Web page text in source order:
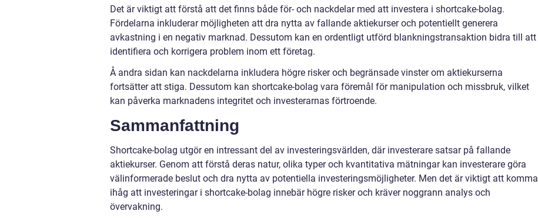
Det är viktigt att förstå att det finns både för- och nackdelar med att investera i shortcake-bolag.
Fördelarna inkluderar möjligheten att dra nytta av fallande aktiekurser och potentiellt generera
avkastning i en negativ marknad. Dessutom kan en ordentligt utförd blankningstransaktion bidra till att
identifiera och korrigera problem inom ett företag.
Å andra sidan kan nackdelarna inkludera högre risker och begränsade vinster om aktiekurserna
fortsätter att stiga. Dessutom kan shortcake-bolag vara föremål för manipulation och missbruk, vilket
kan påverka marknadens integritet och investerarnas förtroende.
Sammanfattning
Shortcake-bolag utgör en intressant del av investeringsvärlden, där investerare satsar på fallande
aktiekurser. Genom att förstå deras natur, olika typer och kvantitativa mätningar kan investerare göra
välinformerade beslut och dra nytta av potentiella investeringsmöjligheter. Men det är viktigt att komma
ihåg att investeringar i shortcake-bolag innebär högre risker och kräver noggrann analys och
övervakning.